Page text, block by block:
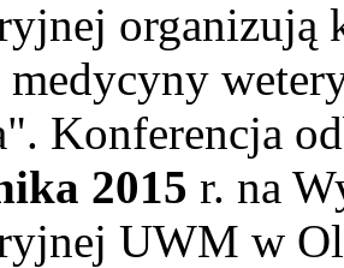
organizują
Konferencja
2015 r. na
UWM w